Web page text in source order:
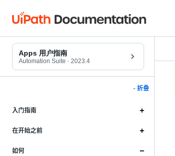
Apps 用户指南
Automation Suite · 2023.4
- 折叠
入门指南
在开始之前
如何